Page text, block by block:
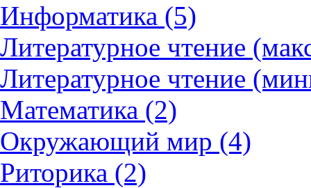
Информатика (5)
Литературное чтение
Литературное чтение
Математика (2)
Окружающий мир (4)
Риторика (2)